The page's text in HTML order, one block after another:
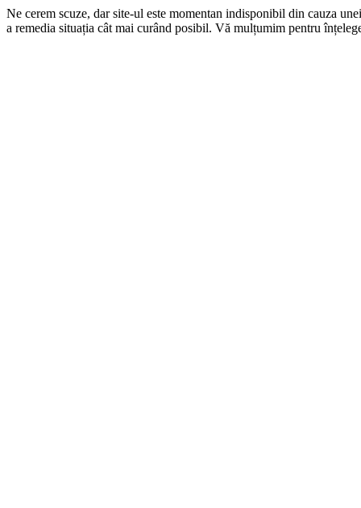
Ne cerem scuze, dar site-ul este momentan indisponibil din cauza
a remedia situația cât mai curând posibil. Vă mulțumim pentru